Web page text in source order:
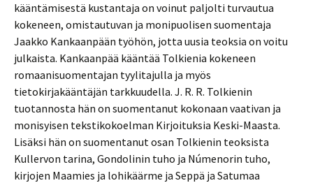
kääntämisestä kustantaja on voinut paljolti turvautua
kokeneen, omistautuvan ja monipuolisen suomentaja
Jaakko Kankaanpään työhön, jotta uusia teoksia on voitu
julkaista. Kankaanpää kääntää Tolkienia kokeneen
romaanisuomentajan tyylitajulla ja myös
tietokirjakääntäjän tarkkuudella. J. R. R. Tolkienin
tuotannosta hän on suomentanut kokonaan vaativan ja
monisyisen tekstikokoelman Kirjoituksia Keski-Maasta.
Lisäksi hän on suomentanut osan Tolkienin teoksista
Kullervon tarina, Gondolinin tuho ja Númenorin tuho,
kirjojen Maamies ja lohikäärme ja Seppä ja Satumaa